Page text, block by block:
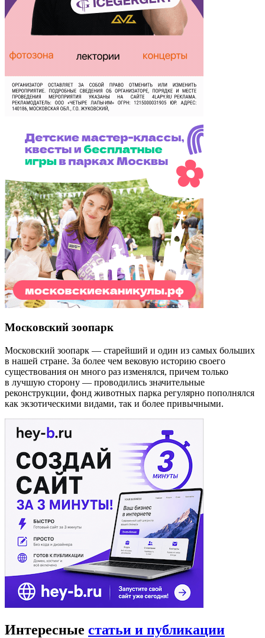
Московский зоопарк
Московский зоопарк — старейший и один из самых больших
в нашей стране. За более чем вековую историю своего
существования он много раз изменялся, причем только
в лучшую сторону — проводились значительные
реконструкции, фонд животных парка регулярно пополнялся
как экзотическими видами, так и более привычными.
Интересные статьи и публикации